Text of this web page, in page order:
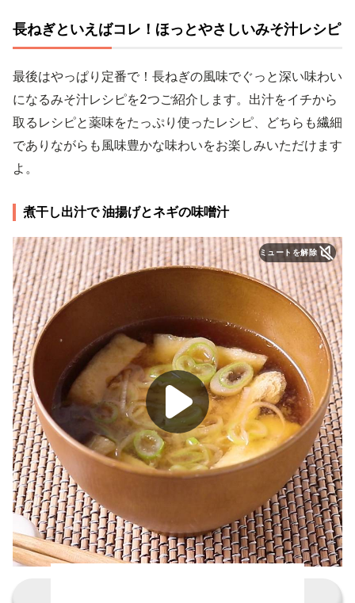
長ねぎといえばコレ！ほっとやさしいみそ汁レシピ
最後はやっぱり定番で！長ねぎの風味でぐっと深い味わい
になるみそ汁レシピを2つご紹介します。出汁をイチから
取るレシピと薬味をたっぷり使ったレシピ、どちらも繊細
でありながらも風味豊かな味わいをお楽しみいただけます
よ。
煮干し出汁で 油揚げとネギの味噌汁
ミュートを解除